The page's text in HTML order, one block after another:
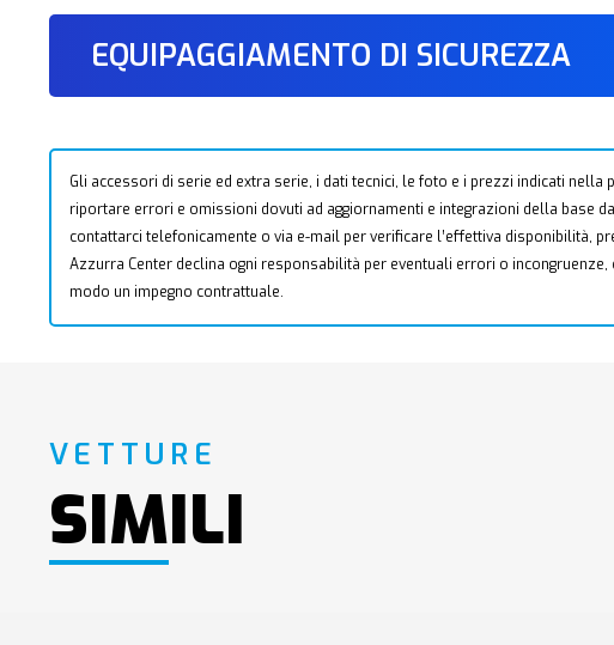
EQUIPAGGIAMENTO DI SICUREZZA
Gli accessori di serie ed extra serie, i dati tecnici, le foto e i prezzi indicati nella
riportare errori e omissioni dovuti ad aggiornamenti e integrazioni della base
contattarci telefonicamente o via e-mail per verificare l’effettiva disponibilità,
Azzurra Center declina ogni responsabilità per eventuali errori o incongruenze,
modo un impegno contrattuale.
VETTURE
SIMILI